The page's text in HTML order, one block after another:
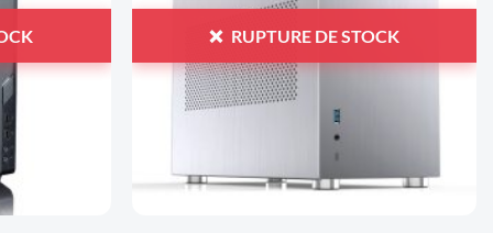
RUPTURE DE STOCK